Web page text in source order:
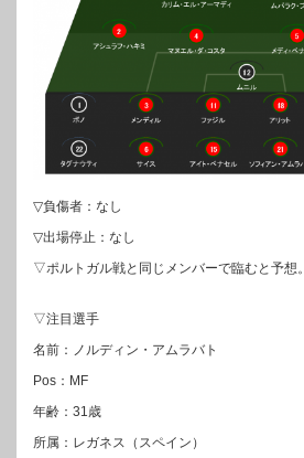
▽負傷者：なし
▽出場停止：なし
▽ポルトガル戦と同じメンバーで臨むと予想。
▽注目選手
名前：ノルディン・アムラバト
Pos：MF
年齢：31歳
所属：レガネス（スペイン）